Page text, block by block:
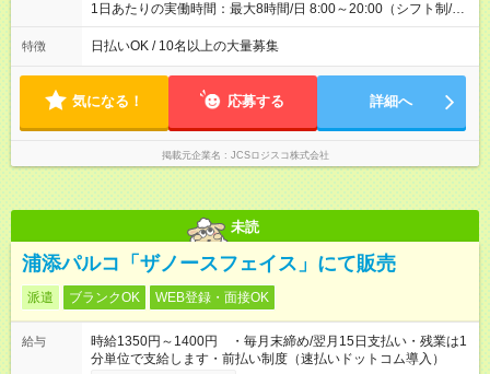
1日あたりの実働時間：最大8時間/日 8:00～20:00（シフト制/実
働8時間） ※週5日勤務（場所次第では週4も有り） ※配達状況に
よって時間外での勤務可能性有り ※案件により多少の前後あり
特徴 日払いOK / 10名以上の大量募集
気になる！ 応募する 詳細へ
掲載元企業名 JCSロジスコ株式会社
未読
浦添パルコ「ザノースフェイス」にて販売
派遣 ブランクOK WEB登録・面接OK
給与
時給1350円～1400円 ・毎月末締め/翌月15日支払い・残業は1
分単位で支給します・前払い制度（速払いドットコム導入）